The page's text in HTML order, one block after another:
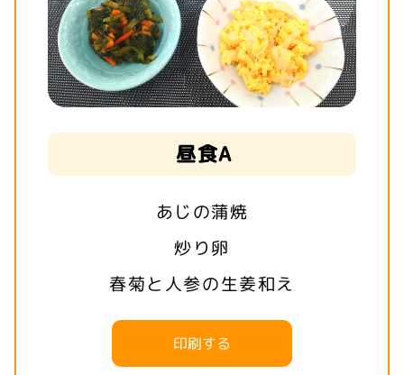
昼食A
あじの蒲焼
炒り卵
春菊と人参の生姜和え
印刷する